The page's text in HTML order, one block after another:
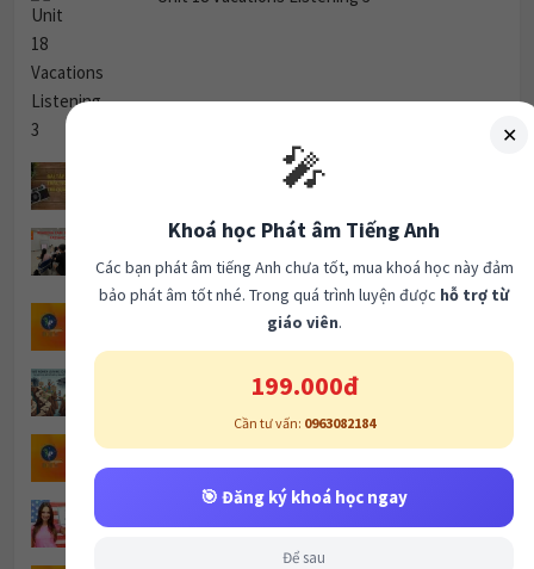
TRẮC NGHIỆM THÌ QUÁ KHỨ ĐƠN.
GIẢI ĐỀ Cambridge IELTS 19 – Test 4: Reading
Passage 1
Unit 2 Plans Listening 3
Why Are Women Leaving Science Careers?
Unit 12 Urban Life Listening 3
✕
🎤
Khoá học Phát âm Tiếng Anh
Các bạn phát âm tiếng Anh chưa tốt, mua khoá học này đảm
bảo phát âm tốt nhé. Trong quá trình luyện được hỗ trợ từ
giáo viên.
199.000đ
Cần tư vấn: 0963082184
🎯 Đăng ký khoá học ngay
Để sau